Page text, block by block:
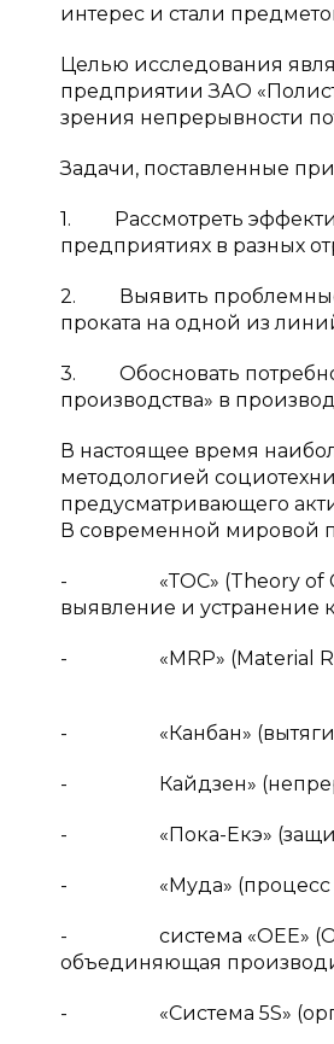
интерес и стали
Целью исследования
предприятии ЗАО
зрения непрерывности
Задачи, поставленные
1. Рассмотреть
предприятиях в разных
2. Выявить проблемные
проката на одной из
3. Обосновать
производства» в
В настоящее время
методологией
предусматривающего
В современной мировой
- «ТОС» (Theory of
выявление и устранение
- «MRP» (Material
- «Канбан»
- Кайдзен»
- «Пока-Екэ» (защита
- «Муда» (процесс
- система «OEE»
объединяющая
- «Система 5S»